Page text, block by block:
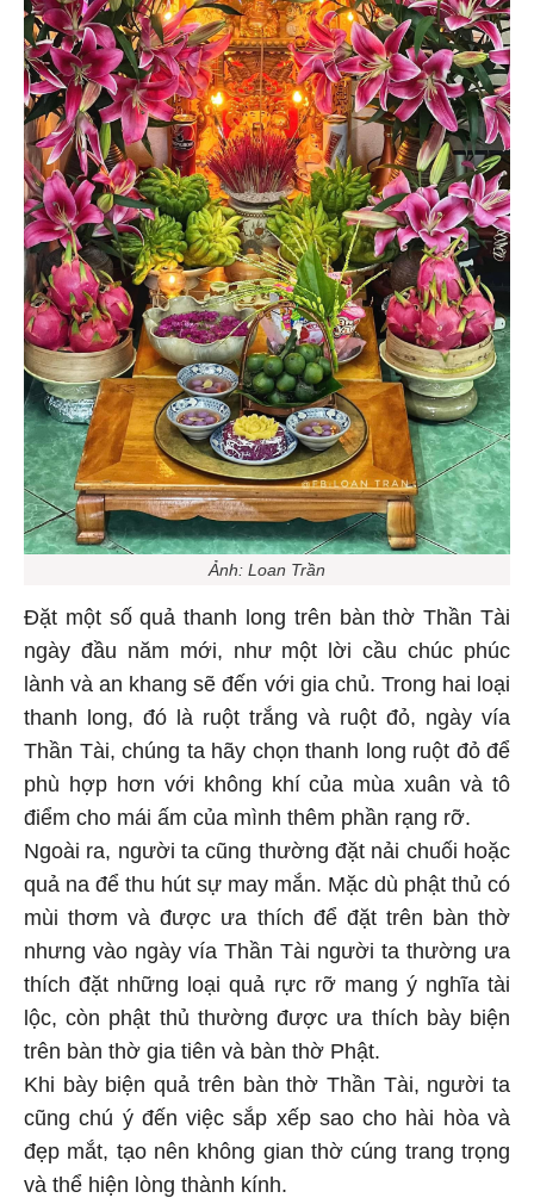
Ảnh: Loan Trần
Đặt một số quả thanh long trên bàn thờ Thần Tài
ngày đầu năm mới, như một lời cầu chúc phúc
lành và an khang sẽ đến với gia chủ. Trong hai loại
thanh long, đó là ruột trắng và ruột đỏ, ngày vía
Thần Tài, chúng ta hãy chọn thanh long ruột đỏ để
phù hợp hơn với không khí của mùa xuân và tô
điểm cho mái ấm của mình thêm phần rạng rỡ.
Ngoài ra, người ta cũng thường đặt nải chuối hoặc
quả na để thu hút sự may mắn. Mặc dù phật thủ có
mùi thơm và được ưa thích để đặt trên bàn thờ
nhưng vào ngày vía Thần Tài người ta thường ưa
thích đặt những loại quả rực rỡ mang ý nghĩa tài
lộc, còn phật thủ thường được ưa thích bày biện
trên bàn thờ gia tiên và bàn thờ Phật.
Khi bày biện quả trên bàn thờ Thần Tài, người ta
cũng chú ý đến việc sắp xếp sao cho hài hòa và
đẹp mắt, tạo nên không gian thờ cúng trang trọng
và thể hiện lòng thành kính.